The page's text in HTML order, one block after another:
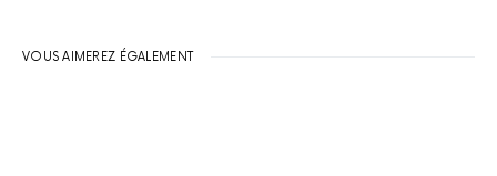
VOUS AIMEREZ ÉGALEMENT